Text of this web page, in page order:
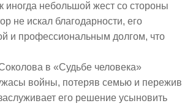
иногда небольшой жест со стороны
не искал благодарности, его
и профессиональным долгом, что
в «Судьбе человека»
войны, потеряв семью и пережив
его решение усыновить